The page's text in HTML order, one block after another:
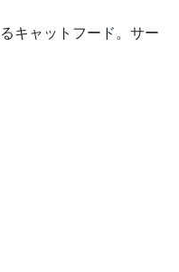
キャットフード。サー